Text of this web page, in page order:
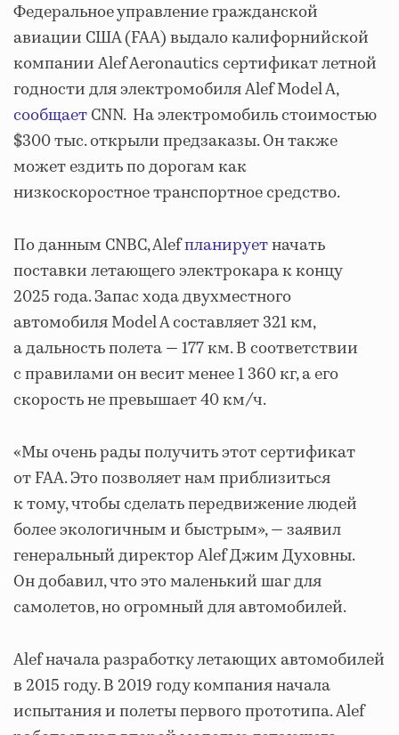
Федеральное управление гражданской
авиации США (FAA) выдало калифорнийской
компании Alef Aeronautics сертификат летной
годности для электромобиля Alef Model A,
сообщаетCNN. На электромобиль стоимостью
$300 тыс. открыли предзаказы. Он также
может ездить по дорогам как
низкоскоростное транспортное средство.
По данным CNBC, Alefпланируетначать
поставки летающего электрокара к концу
2025 года. Запас хода двухместного
автомобиля Model A составляет 321 км,
а дальность полета — 177 км. В соответствии
с правилами он весит менее 1 360 кг, а его
скорость не превышает 40 км/ч.
«Мы очень рады получить этот сертификат
от FAA. Это позволяет нам приблизиться
к тому, чтобы сделать передвижение людей
более экологичным и быстрым», — заявил
генеральный директор Alef Джим Духовны.
Он добавил, что это маленький шаг для
самолетов, но огромный для автомобилей.
Alef начала разработку летающих автомобилей
в 2015 году. В 2019 году компания начала
испытания и полеты первого прототипа. Alef